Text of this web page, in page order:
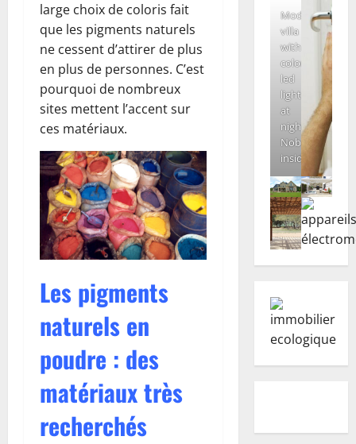
large choix de coloris fait
que les pigments naturels
ne cessent d’attirer de plus
en plus de personnes. C’est
pourquoi de nombreux
sites mettent l’accent sur
ces matériaux.
Les pigments
naturels en
poudre : des
matériaux très
recherchés
Modern
villa
with
colored
led
lights
at
night.
Nobody
inside